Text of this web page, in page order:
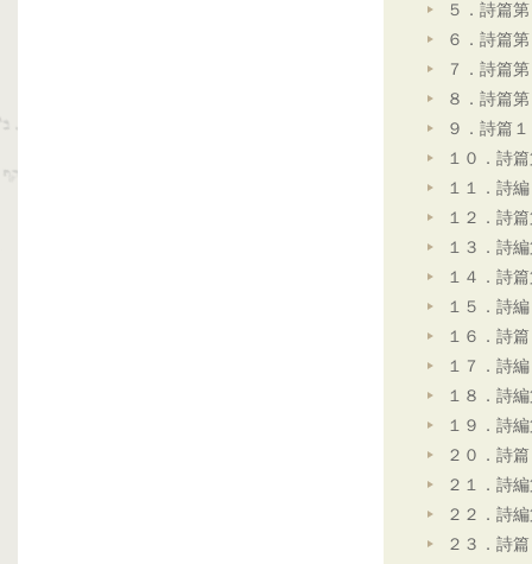
５．詩篇
６．詩篇
７．詩篇
８．詩篇
９．詩篇
１０．詩
１１．詩
１２．詩
１３．詩
１４．詩
１５．詩
１６．詩
１７．詩
１８．詩
１９．詩
２０．詩
２１．詩
２２．詩
２３．詩